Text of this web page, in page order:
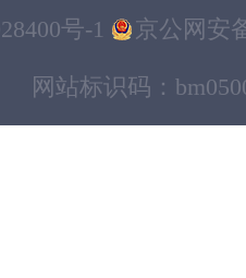
号-1
京公网安
网站标识码：